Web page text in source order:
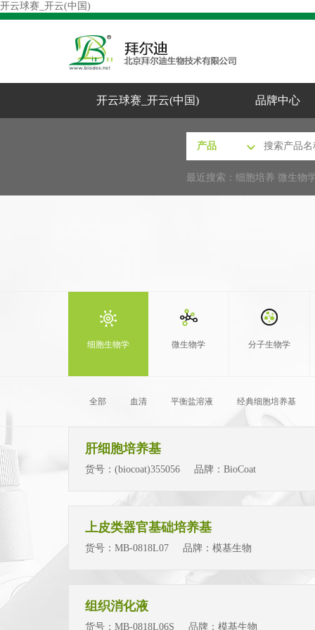
开云球赛_开云(中国)
开云球赛_开云(中国) 品牌中心
最近搜索： 细胞培养 微生物
细胞生物学 微生物学 分子生物学
全部 血清 平衡盐溶液 经典细胞培养基
肝细胞培养基
货号： (biocoat)355056 品牌： BioCoat
上皮类器官基础培养基
货号： MB-0818L07 品牌： 模基生物
组织消化液
货号： MB-0818L06S 品牌： 模基生物